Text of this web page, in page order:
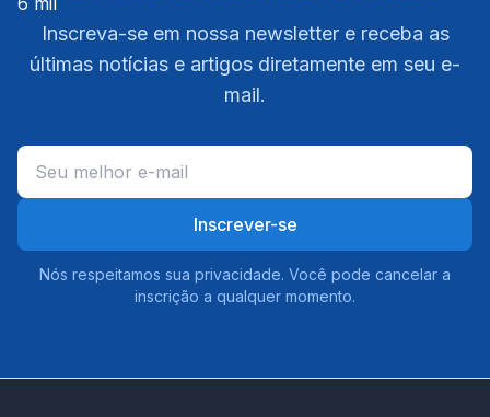
Inscreva-se em nossa newsletter e receba as
últimas notícias e artigos diretamente em seu e-
mail.
Inscrever-se
Nós respeitamos sua privacidade. Você pode cancelar a
inscrição a qualquer momento.